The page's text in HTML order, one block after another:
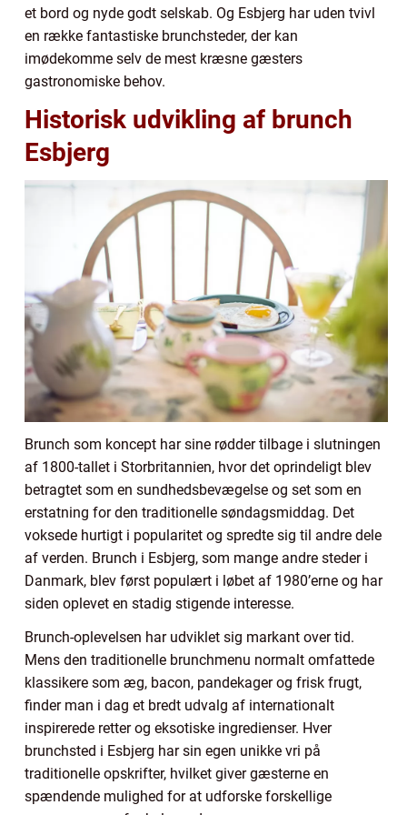
et bord og nyde godt selskab. Og Esbjerg har uden tvivl
en række fantastiske brunchsteder, der kan
imødekomme selv de mest kræsne gæsters
gastronomiske behov.
Historisk udvikling af brunch
Esbjerg
Brunch som koncept har sine rødder tilbage i slutningen
af 1800-tallet i Storbritannien, hvor det oprindeligt blev
betragtet som en sundhedsbevægelse og set som en
erstatning for den traditionelle søndagsmiddag. Det
voksede hurtigt i popularitet og spredte sig til andre dele
af verden. Brunch i Esbjerg, som mange andre steder i
Danmark, blev først populært i løbet af 1980’erne og har
siden oplevet en stadig stigende interesse.
Brunch-oplevelsen har udviklet sig markant over tid.
Mens den traditionelle brunchmenu normalt omfattede
klassikere som æg, bacon, pandekager og frisk frugt,
finder man i dag et bredt udvalg af internationalt
inspirerede retter og eksotiske ingredienser. Hver
brunchsted i Esbjerg har sin egen unikke vri på
traditionelle opskrifter, hvilket giver gæsterne en
spændende mulighed for at udforske forskellige